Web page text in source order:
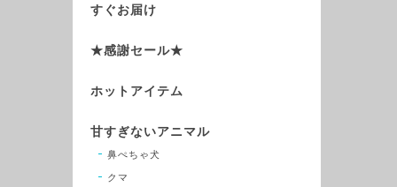
すぐお届け
★感謝セール★
ホットアイテム
甘すぎないアニマル
鼻ぺちゃ犬
クマ